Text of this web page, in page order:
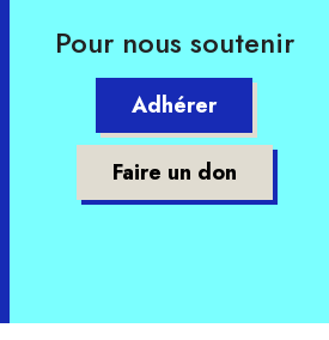
Pour nous soutenir
Adhérer
Faire un don